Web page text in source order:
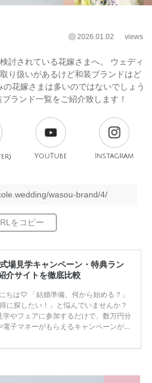
2026.01.02 views
討されている花嫁さまへ。 ウェディ
り扱いがあるけど和装ブランドはど
花嫁さまは多いのではないでしょう
ランド一覧をご紹介致します！
YouTube Instagram
wasou-brand/4/
場見学キャンペーン・特典ラン
介サイトを徹底比較
ちは♡ 「結婚準備、何から始める？」
得に探したい！」と悩んでいませんか？
学やフェアに参加するだけで、数万円分
電子マネーがもらえるキャンペーンがあ
ずに選ぶと損をしてしまうことも……。